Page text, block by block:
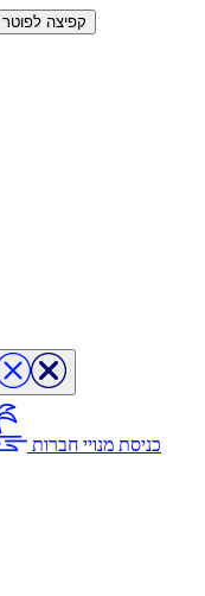
קפיצה לפוטר
כניסת מנויי חברות